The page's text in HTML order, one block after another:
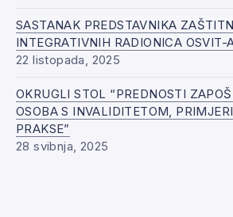
SASTANAK PREDSTAVNIKA
INTEGRATIVNIH RADIONICA OSVIT-
22 listopada, 2025
OKRUGLI STOL “PREDNOSTI
OSOBA S INVALIDITETOM,
PRAKSE”
28 svibnja, 2025